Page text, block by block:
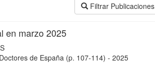
Filtrar Publicaciones
en marzo 2025
de España (p. 107-114) - 2025